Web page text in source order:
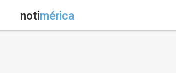
notimérica